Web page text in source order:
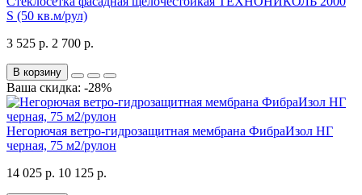
S (50 кв.м/рул)
3 525 р. 2 700 р.
В корзину
Ваша скидка: -28%
Негорючая ветро-гидрозащитная мембрана ФибраИзол НГ
черная, 75 м2/рулон
14 025 р. 10 125 р.